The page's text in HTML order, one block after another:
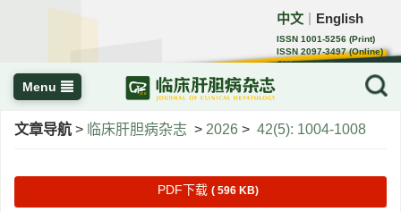
中文 English
ISSN 1001-5256 (Print)
ISSN 2097-3497 (Online)
CN 22-1108/R
Menu
文章导航 > 临床肝胆病杂志 > 2026 > 42(5): 1004-1008
PDF下载 ( 596 KB)